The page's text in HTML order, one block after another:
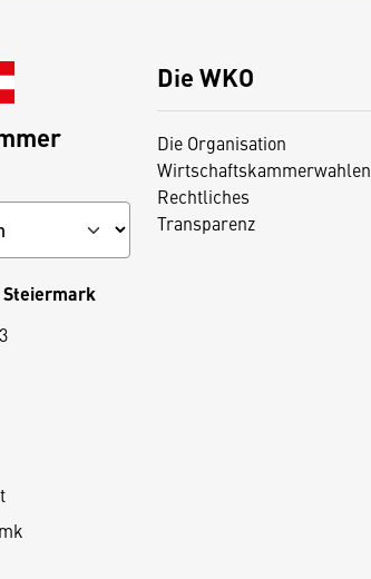
Die WKO
Die Organisation
Wirtschaftskammerwahlen
Rechtliches
Transparenz